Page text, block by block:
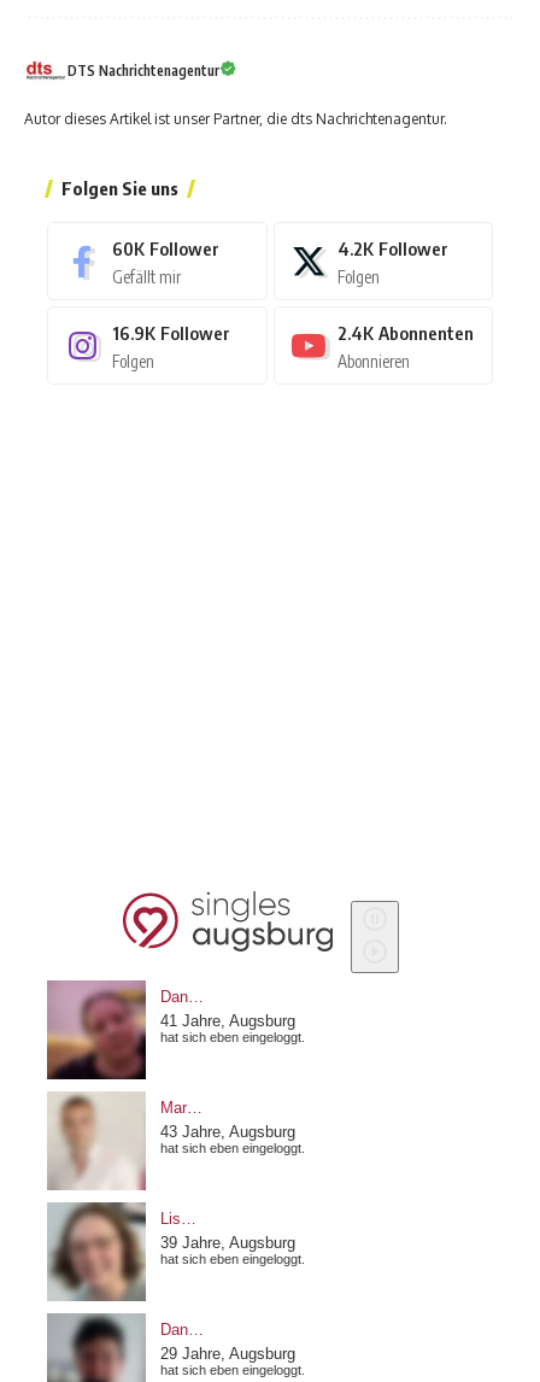
DTS Nachrichtenagentur
Autor dieses Artikel ist unser Partner, die dts Nachrichtenagentur.
Folgen Sie uns
60K Follower
Gefällt mir
4.2K Follower
Folgen
16.9K Follower
Folgen
2.4K Abonnenten
Abonnieren